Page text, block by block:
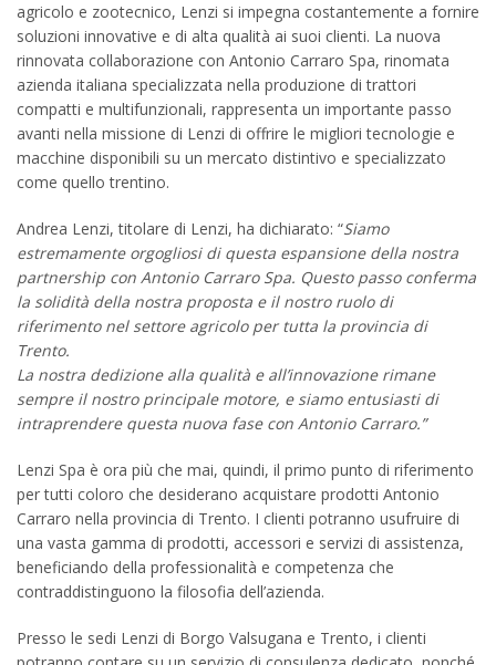
agricolo e zootecnico, Lenzi si impegna costantemente a fornire
soluzioni innovative e di alta qualità ai suoi clienti. La nuova
rinnovata collaborazione con Antonio Carraro Spa, rinomata
azienda italiana specializzata nella produzione di trattori
compatti e multifunzionali, rappresenta un importante passo
avanti nella missione di Lenzi di offrire le migliori tecnologie e
macchine disponibili su un mercato distintivo e specializzato
come quello trentino.
Andrea Lenzi, titolare di Lenzi, ha dichiarato: “Siamo
estremamente orgogliosi di questa espansione della nostra
partnership con Antonio Carraro Spa. Questo passo conferma
la solidità della nostra proposta e il nostro ruolo di
riferimento nel settore agricolo per tutta la provincia di
Trento.
La nostra dedizione alla qualità e all’innovazione rimane
sempre il nostro principale motore, e siamo entusiasti di
intraprendere questa nuova fase con Antonio Carraro.”
Lenzi Spa è ora più che mai, quindi, il primo punto di riferimento
per tutti coloro che desiderano acquistare prodotti Antonio
Carraro nella provincia di Trento. I clienti potranno usufruire di
una vasta gamma di prodotti, accessori e servizi di assistenza,
beneficiando della professionalità e competenza che
contraddistinguono la filosofia dell’azienda.
Presso le sedi Lenzi di Borgo Valsugana e Trento, i clienti